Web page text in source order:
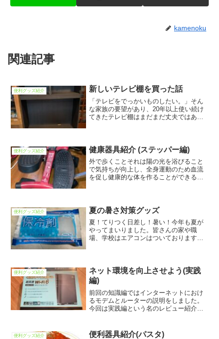
kamenoku
関連記事
便利グッズ紹介 新しいテレビ棚を買った話
「テレビをでっかいものしたい。」そん
な家族の要望があり、20年以上使い続け
てきたテレビ棚はまだまだ丈夫ではある
便利グッズ紹介 健康器具紹介 (ステッパー編)
外で歩くことそれは陽の光を浴びること
で気持ちが向上し、全身運動のため血流
を促し健康的な体を作ることができる。
過酷な環境を避けるべく室...
便利グッズ紹介 夏の暑さ対策グッズ
夏！てりつく日差し！暑い！今年も夏が
やってまいりました。皆さんの家や職
場、学校はエアコンはついておりますで
らいと感じる時があるでしょ...
便利グッズ紹介
ネット環境を向上させよう(実践
編)
前回の知識編ではインターネットにおけ
るモデムとルーターの説明をしました。
今回は実践編という名のレビュー紹介に
便利グッズ紹介 便利器具紹介(パスタ)